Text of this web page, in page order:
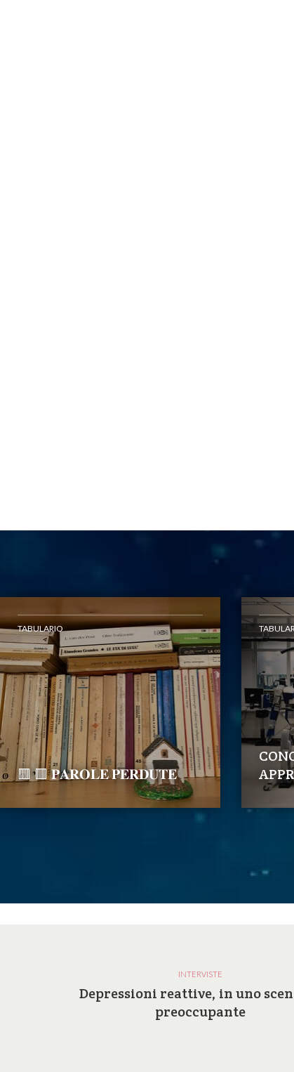
TABULARIO
🟥 🟥 𝐏𝐀𝐑𝐎𝐋𝐄 𝐏𝐄𝐑𝐃𝐔𝐓𝐄
INTERVISTE
Depressioni reattive, in uno
preoccupante